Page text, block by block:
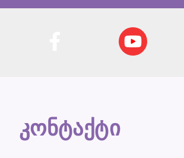
კონტაქტი